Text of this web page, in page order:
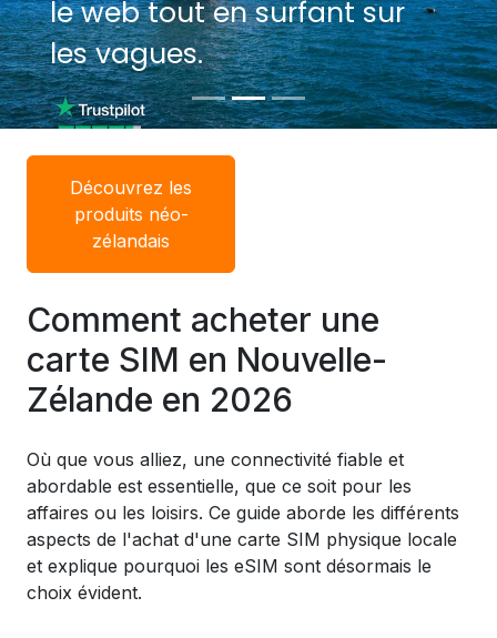
le web tout en surfant sur
les vagues.
le web tout en surfant sur
les vagues.
Découvrez les
produits néo-
zélandais
Comment acheter une
carte SIM en Nouvelle-
Zélande en 2026
Où que vous alliez, une connectivité fiable et
abordable est essentielle, que ce soit pour les
affaires ou les loisirs. Ce guide aborde les différents
aspects de l'achat d'une carte SIM physique locale
et explique pourquoi les eSIM sont désormais le
choix évident.